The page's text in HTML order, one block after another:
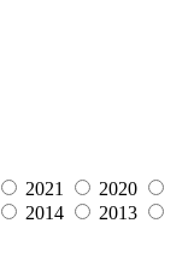
2021
2020
2014
2013